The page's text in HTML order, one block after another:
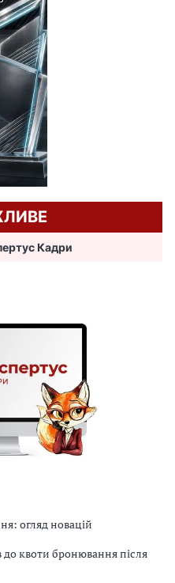
Кадри
огляд новацій
до квоти бронювання після